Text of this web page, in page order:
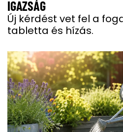
IGAZSÁG
Új kérdést vet fel a
tabletta és hízás.